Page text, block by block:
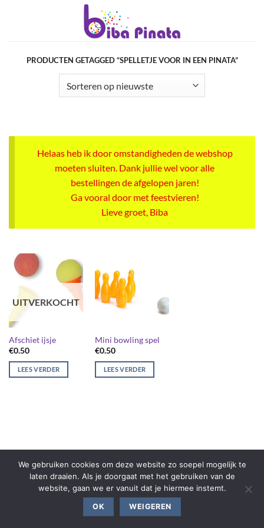
PRODUCTEN GETAGGED “SPELLETJE VOOR IN EEN PINATA”
Helaas heb ik door omstandigheden de webshop
moeten sluiten. Dank jullie wel voor alle
bestellingen de afgelopen jaren!
Ga vooral door met feestvieren!
Lieve groet, Biba
UITVERKOCHT
Afschiet ijsje
€0.50
LEES VERDER
Mini bowling spel
€0.50
LEES VERDER
We gebruiken cookies om deze website zo soepel mogelijk te
laten draaien. Als je doorgaat met het gebruiken van de
website, gaan we er vanuit dat je hiermee instemt.
OK WEIGEREN